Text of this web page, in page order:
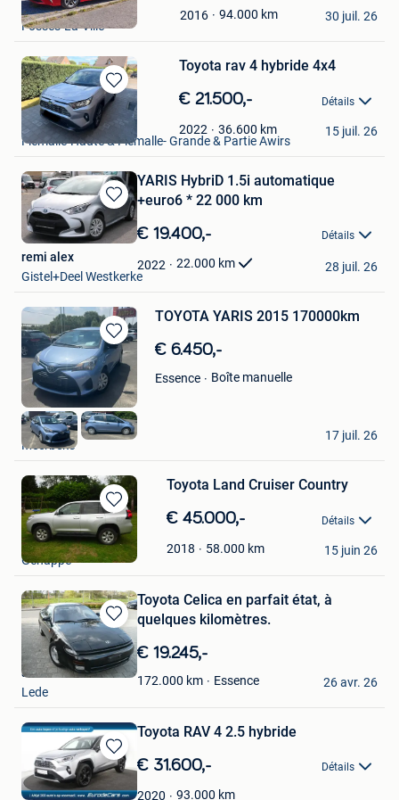
Mes
Favoris
2016 94.000 km
heliwalker
Fosses-La-Ville
30 juil. 26
Sauvegarder
dans
Mes
Favoris
Toyota rav 4 hybride 4x4
€ 21.500,- Détails
2022 36.600 km
Sebasdian
Flemalle-Haute & Flemalle- Grande & Partie Awirs
15 juil. 26
Sauvegarder
dans
Mes
YARIS HybriD 1.5i automatique
+euro6 * 22 000 km
€ 19.400,- Détails
2022 22.000 km
remi alex
Gistel+Deel Westkerke
28 juil. 26
Sauvegarder
dans
Mes
Favoris
TOYOTA YARIS 2015 170000km
€ 6.450,-
Essence Boîte manuelle
Ozcars
Meerbeke
17 juil. 26
Sauvegarder
dans
Mes
Favoris
Toyota Land Cruiser Country
€ 45.000,- Détails
2018 58.000 km
Monsieur Jean
Genappe
15 juin 26
Sauvegarder
dans
Mes
Favoris
Toyota Celica en parfait état, à
quelques kilomètres.
€ 19.245,-
172.000 km Essence
ann
Lede
26 avr. 26
Sauvegarder
dans
Mes
Toyota RAV 4 2.5 hybride
€ 31.600,- Détails
2020 93.000 km